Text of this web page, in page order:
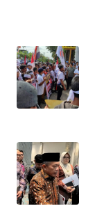
NTT
WN
KEPRI
WN
PAPUA
WN
PAPUA